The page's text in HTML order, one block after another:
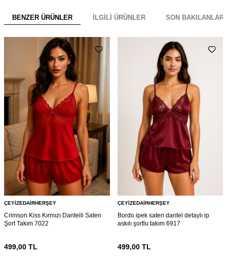
karşı firmamız tarafından
garanti altındadır.
Teslimat Bilgisi Aynı Gün Kargo
BENZER ÜRÜNLER İLGILI ÜRÜNLER SON BAKILANLAR
ÇEYIZEDAIRHERŞEY
Crimson Kiss Kırmızı Dantelli Saten
Şort Takım 7022
499,00 TL
ÇEYIZEDAIRHERŞEY
Bordo ipek saten dantel detaylı ip
askılı şortlu takım 6917
499,00TL